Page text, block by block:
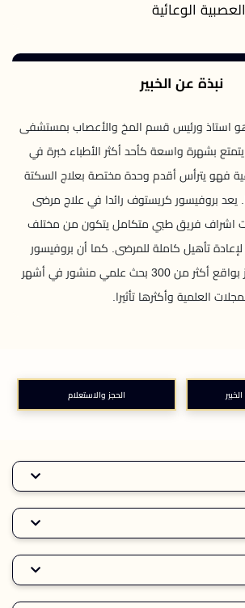
الوعائية
نبذة عن الخبير
هو استاذ ورئيس قسم المخ والأعصاب بمستشفى
يتمتع بشهرة واسعة كأحد أكثر الأطباء خبرة في
فهو يترأس أقدم وحدة مختصة بعلاج السكتة
يعد بروفيسور كريستوف رائدا في علاج مرضى
اشراف فريق طبي متكامل يتكون من مختلف
تأهيل كاملة للمرضى. كما أن بروفيسور
كريستوف باحث متميز بواقع أكثر من 300 بحث علمي منشور في أشهر
العلمية وأكثرها تأثيرا.
الحجز والاستعلام